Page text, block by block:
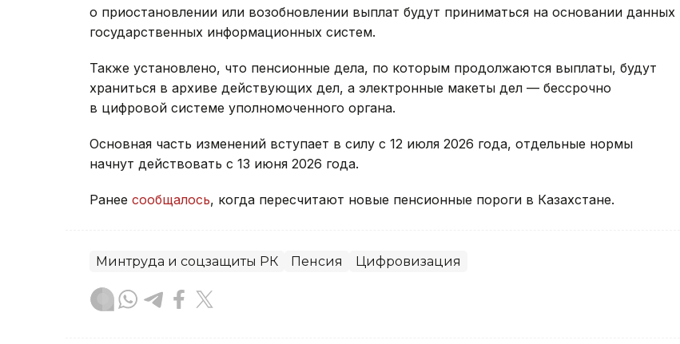
о приостановлении или возобновлении выплат будут приниматься на основании данных
государственных информационных систем.
Также установлено, что пенсионные дела, по которым продолжаются выплаты, будут
храниться в архиве действующих дел, а электронные макеты дел — бессрочно
в цифровой системе уполномоченного органа.
Основная часть изменений вступает в силу с 12 июля 2026 года, отдельные нормы
начнут действовать с 13 июня 2026 года.
Ранее сообщалось, когда пересчитают новые пенсионные пороги в Казахстане.
Минтруда и соцзащиты РК Пенсия Цифровизация